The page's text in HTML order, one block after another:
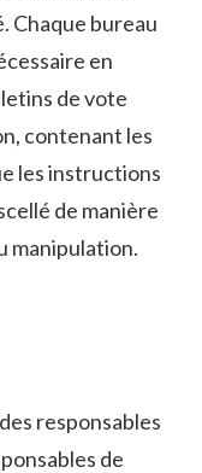
Chaque bureau
en
de vote
contenant ⁣les
les⁢ instructions
de manière
manipulation.
responsables
de‌